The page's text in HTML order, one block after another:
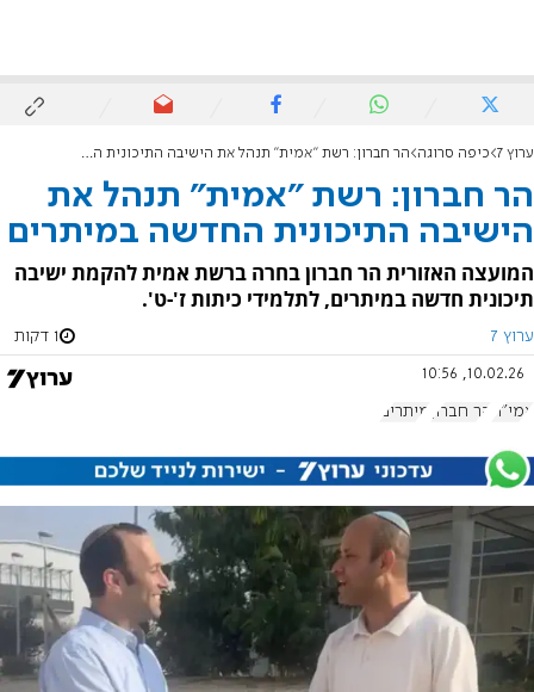
ערוץ 7 כיפה סרוגה הר חברון: רשת "אמית" תנהל את הישיבה התיכונית החדשה במיתרים
הר חברון: רשת "אמית" תנהל את
הישיבה התיכונית החדשה במיתרים
המועצה האזורית הר חברון בחרה ברשת אמית להקמת ישיבה
תיכונית חדשה במיתרים, לתלמידי כיתות ז'-ט'.
ערוץ 7 1 דקות
10.02.26, 10:56
אמי"ת הר חברון מיתרים